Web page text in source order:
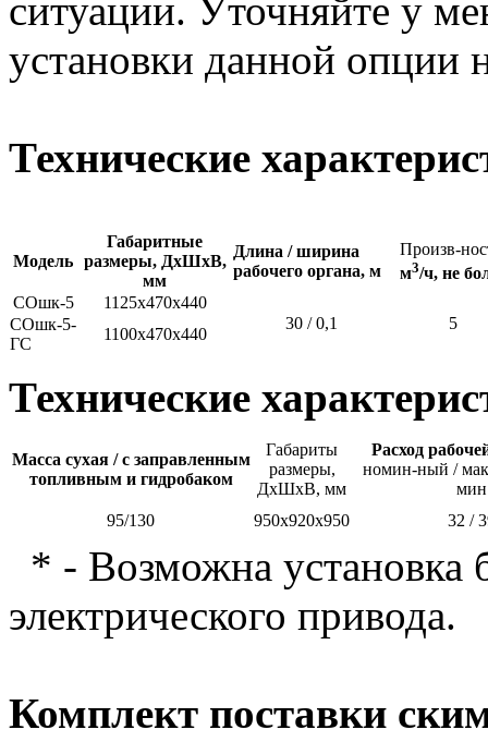
ситуации. Уточняйте у
установки данной опции
Технические
Модель
Габаритные
размеры, ДхШхВ,
мм
Длина / ширина
рабочего органа, м
Произв-
м3/ч, не
СОшк-5
1125х470х440
30 / 0,1
5
СОшк-5-
ГС
1100х470х440
Технические
Масса сухая / с заправленным
топливным и гидробаком
Габариты
размеры,
ДхШхВ, мм
Расход
номин-ный /
мин
95/130
950х920х950 32 /
* - Возможна установка
электрического привода.
Комплект поставки